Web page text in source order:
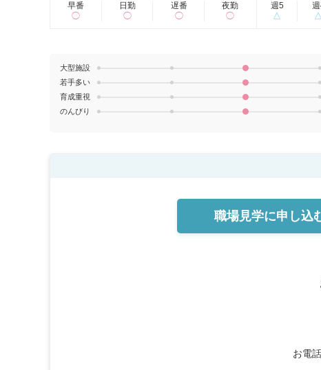
早番
◯
日勤
◯
遅番
◯
夜勤
◯
週5
△
△
大型施設
若手多い
育成重視
のんびり
職場見学に申し込
お電